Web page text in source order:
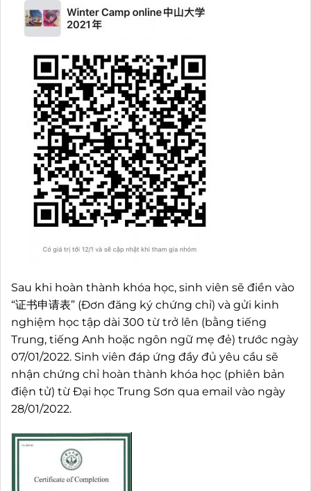
Sau khi hoàn thành khóa học, sinh viên sẽ điền vào
“证书申请表” (Đơn đăng ký chứng chỉ) và gửi kinh
nghiệm học tập dài 300 từ trở lên (bằng tiếng
Trung, tiếng Anh hoặc ngôn ngữ mẹ đẻ) trước ngày
07/01/2022. Sinh viên đáp ứng đầy đủ yêu cầu sẽ
nhận chứng chỉ hoàn thành khóa học (phiên bản
điện tử) từ Đại học Trung Sơn qua email vào ngày
28/01/2022.